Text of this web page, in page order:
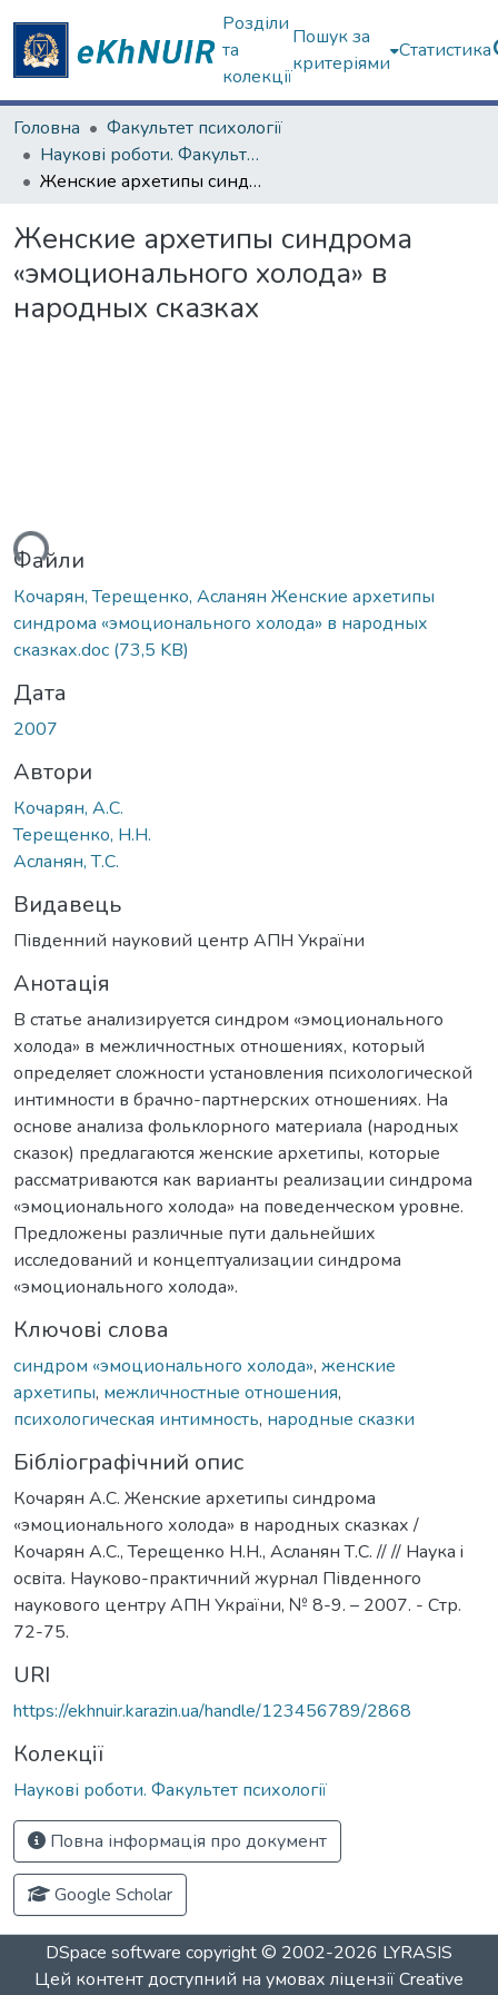
Розділи
та
колекції
Пошук за
критеріями
Статистика
Головна
Факультет психології
Наукові роботи. Факультет психології
Женские архетипы синдрома «эмоционального холода» в народных сказках
Женские архетипы синдрома
«эмоционального холода» в
народных сказках
Файли
Кочарян, Терещенко, Асланян Женские архетипы
синдрома «эмоционального холода» в народных
сказках.doc (73,5 KB)
Дата
2007
Автори
Кочарян, А.С.
Терещенко, Н.Н.
Асланян, Т.С.
Видавець
Південний науковий центр АПН України
Анотація
В статье анализируется синдром «эмоционального
холода» в межличностных отношениях, который
определяет сложности установления психологической
интимности в брачно-партнерских отношениях. На
основе анализа фольклорного материала (народных
сказок) предлагаются женские архетипы, которые
рассматриваются как варианты реализации синдрома
«эмоционального холода» на поведенческом уровне.
Предложены различные пути дальнейших
исследований и концептуализации синдрома
«эмоционального холода».
Ключові слова
синдром «эмоционального холода», женские
архетипы, межличностные отношения,
психологическая интимность, народные сказки
Бібліографічний опис
Кочарян А.С. Женские архетипы синдрома
«эмоционального холода» в народных сказках /
Кочарян А.С., Терещенко Н.Н., Асланян Т.С. // // Наука i
освіта. Науково-практичний журнал Південного
наукового центру АПН України, № 8-9. – 2007. - Стр.
72-75.
URI
https://ekhnuir.karazin.ua/handle/123456789/2868
Колекції
Наукові роботи. Факультет психології
Повна інформація про документ
Google Scholar
DSpace software copyright © 2002-2026 LYRASIS
Цей контент доступний на умовах ліцензіїCreative